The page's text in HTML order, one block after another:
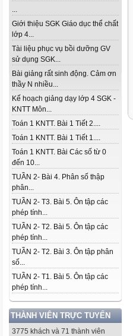
...
Giới thiệu SGK Giáo dục thể chất
lớp 4...
Tài liệu phục vụ bồi dưỡng GV
sử dụng SGK...
Bài giảng rất sinh động. Cảm ơn
thầy N nhiều...
Kế hoạch giảng dạy lớp 4 SGK -
KNTT Môn...
Toán 1 KNTT. Bài 1 Tiết 2....
Toán 1 KNTT. Bài 1 Tiết 1....
Toán 1 KNTT. Bài Các số từ 0
đến 10...
TUẦN 2- Bài 4. Phân số thập
phân...
TUẦN 2- T3. Bài 5. Ôn tập các
phép tính...
TUẦN 2- T2. Bài 5. Ôn tập các
phép tính...
TUẦN 2- T2. Bài 3. Ôn tập phân
số...
TUẦN 2- T1. Bài 5. Ôn tập các
phép tính...
THÀNH VIÊN TRỰC TUYẾN
3775 khách và 71 thành viên